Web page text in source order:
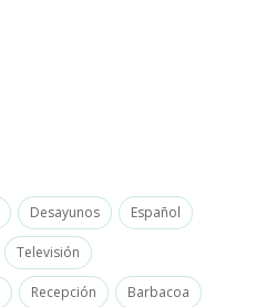
Desayunos Español
Televisión
Recepción Barbacoa